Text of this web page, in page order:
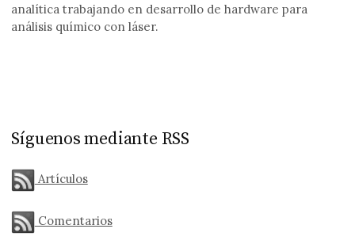
analítica trabajando en desarrollo de hardware para
análisis químico con láser.
Síguenos mediante RSS
Artículos
Comentarios